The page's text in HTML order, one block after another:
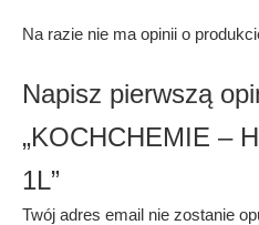
Na razie nie ma opinii o
Napisz pierwszą
„KOCHCHEMIE –
1L”
Twój adres email nie zostanie